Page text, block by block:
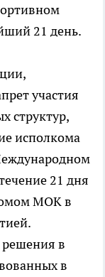
21 день.
участия
структур,
исполкома
21 дня
МОК в
в
в